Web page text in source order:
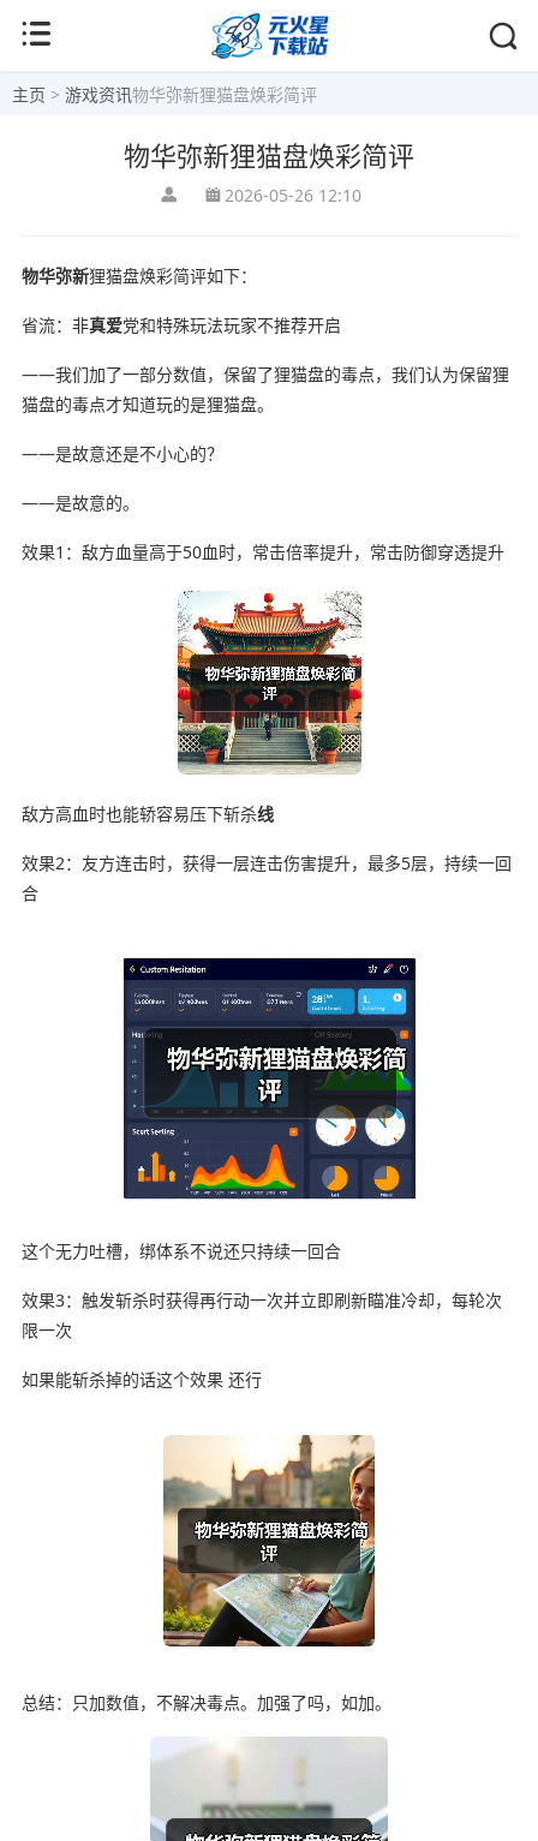
主页 > 游戏资讯物华弥新狸猫盘焕彩简评
物华弥新狸猫盘焕彩简评
2026-05-26 12:10
物华弥新狸猫盘焕彩简评如下：
省流：非真爱党和特殊玩法玩家不推荐开启
——我们加了一部分数值，保留了狸猫盘的毒点，我们认为保留狸
猫盘的毒点才知道玩的是狸猫盘。
——是故意还是不小心的？
——是故意的。
效果1：敌方血量高于50血时，常击倍率提升，常击防御穿透提升
敌方高血时也能轿容易压下斩杀线
效果2：友方连击时，获得一层连击伤害提升，最多5层，持续一回
合
这个无力吐槽，绑体系不说还只持续一回合
效果3：触发斩杀时获得再行动一次并立即刷新瞄准冷却，每轮次
限一次
如果能斩杀掉的话这个效果 还行
总结：只加数值，不解决毒点。加强了吗，如加。